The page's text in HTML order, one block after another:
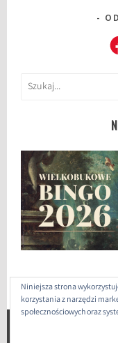
Szukaj
Niniejsza strona
korzystania z narzędzi
społecznościowych oraz